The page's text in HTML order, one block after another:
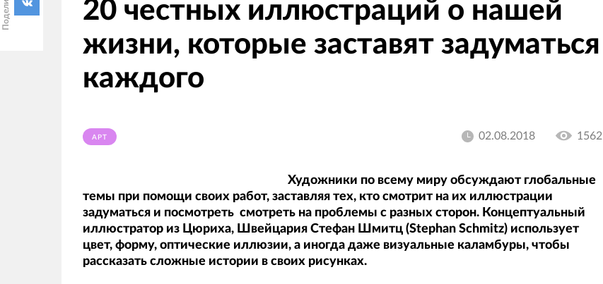
20 честных иллюстраций о нашей
жизни, которые заставят задуматься
каждого
АРТ 02.08.2018 1562
Художники по всему миру обсуждают глобальные
темы при помощи своих работ, заставляя тех, кто смотрит на их иллюстрации
задуматься и посмотреть смотреть на проблемы с разных сторон. Концептуальный
иллюстратор из Цюриха, Швейцария Стефан Шмитц (Stephan Schmitz) использует
цвет, форму, оптические иллюзии, а иногда даже визуальные каламбуры, чтобы
рассказать сложные истории в своих рисунках.